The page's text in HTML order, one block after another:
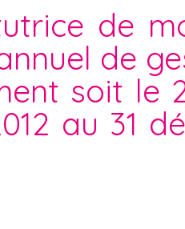
de
de
soit le
au 31